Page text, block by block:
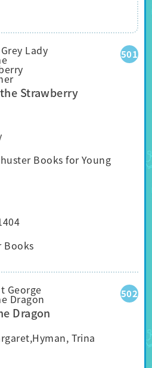
501
Strawberry
Books for Young
Books
502
Dragon
Trina